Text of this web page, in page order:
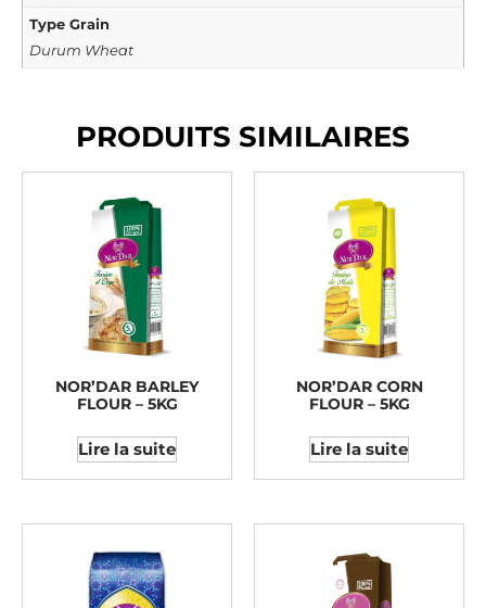
Type Grain
Durum Wheat
PRODUITS SIMILAIRES
NOR’DAR BARLEY
FLOUR – 5KG
Lire la suite
NOR’DAR CORN
FLOUR – 5KG
Lire la suite